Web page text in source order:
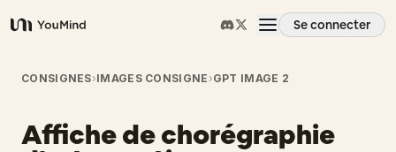
YouMind
Se connecter
Aperçu
Cas d'usage
CONSIGNES›IMAGES CONSIGNE ›GPT IMAGE 2
Affiche de chorégraphie